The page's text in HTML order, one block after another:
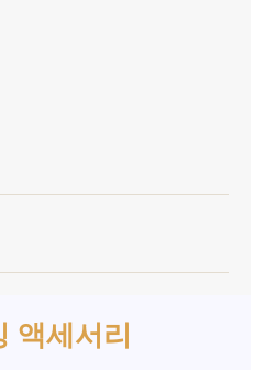
액세서리